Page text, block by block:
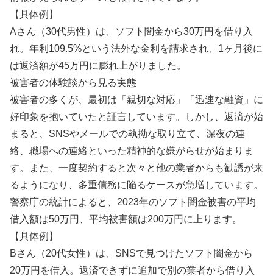
【具体例】
Aさん（30代男性）は、ソフト闇金から30万円を借り入
れ。年利109.5%という法外な金利を請求され、1ヶ月後に
は返済額が45万円に膨れ上がりました。
被害者の体験談から見る実態
被害者の多くが、最初は「親切な対応」「迅速な融資」に
好印象を抱いていたと証言しています。しかし、返済が始
まると、SNSやメールでの執拗な取り立て、深夜の連
絡、職場への連絡といった精神的な嫌がらせが始まりま
す。また、一度契約すると次々と他の業者からも勧誘が来
るようになり、多重債務に陥るケースが急増しています。
警察庁の統計によると、2023年のソフト闇金被害の平均
借入額は50万円、平均被害額は200万円に上ります。
【具体例】
Bさん（20代女性）は、SNSで見つけたソフト闇金から
20万円を借入。返済できずに追加で別の業者から借り入